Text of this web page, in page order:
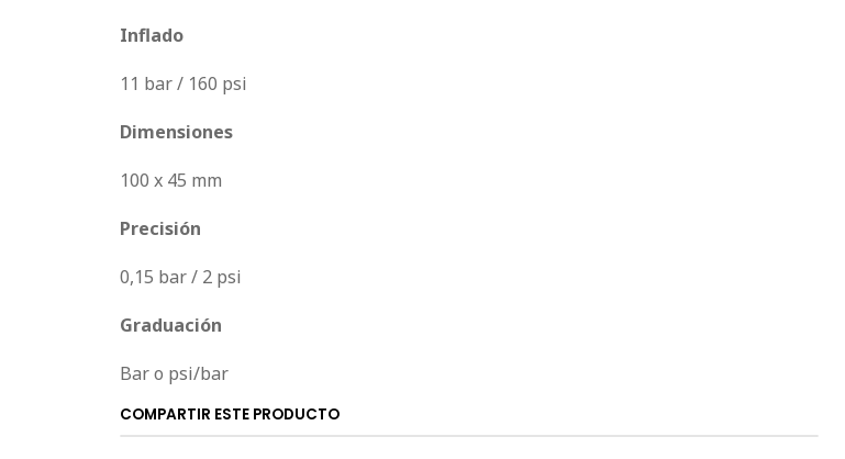
Inflado
11 bar / 160 psi
Dimensiones
100 x 45 mm
Precisión
0,15 bar / 2 psi
Graduación
Bar o psi/bar
COMPARTIR ESTE PRODUCTO